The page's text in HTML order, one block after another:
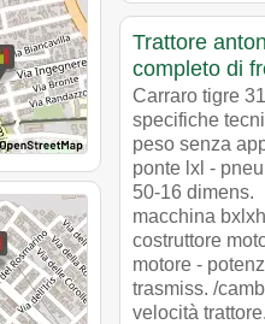
Trattore
completo di
Carraro tigre
specifiche
peso senza
ponte lxl -
50-16 dimens.
macchina
costruttore
motore -
trasmiss. /
velocità